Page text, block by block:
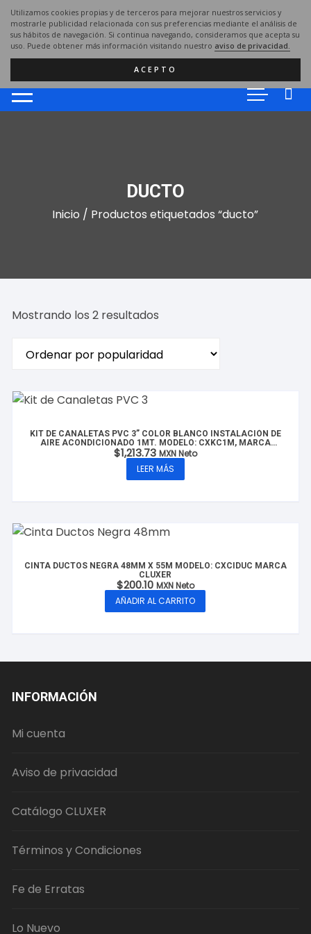
Utilizamos cookies propias y de terceros para mejorar nuestros servicios y
mostrarle publicidad relacionada con sus preferencias mediante el análisis de
sus hábitos de navegación. Si continua navegando, consideramos que acepta su
uso. Puede obtener más información visitando nuestro aviso de privacidad.
ACEPTO
Saltar
contenido
DUCTO
Inicio / Productos etiquetados “ducto”
Mostrando los 2 resultados
popularidad
KIT DE CANALETAS PVC 3” COLOR BLANCO INSTALACIÓN DE
AIRE ACONDICIONADO 1MT. MODELO: CXKC1M, MARCA
CLUXER
$1,213.73 MXN Neto
LEER MÁS
CINTA DUCTOS NEGRA 48MM X 55M MODELO: CXCIDUC MARCA
CLUXER
$200.10 MXN Neto
AÑADIR AL CARRITO
INFORMACIÓN
Mi cuenta
Aviso de privacidad
Catálogo CLUXER
Términos y Condiciones
Fe de Erratas
Lo Nuevo